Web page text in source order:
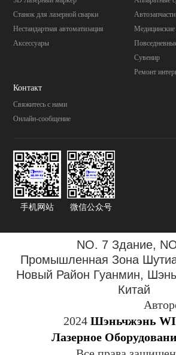
Станок для лазерной сварки
Нестандартная автоматизация
Аксессуары
Автозапчасти
Cувенир
Pемонт
Контакт
Свяжитесь с нами
Онлайн-сообщение
手机网站 微信公众号
NO. 7 Здание,
Промышленная Зона
Новый Район Гуанмин,
Китай
2024 Шэньчжэнь
Лазерное